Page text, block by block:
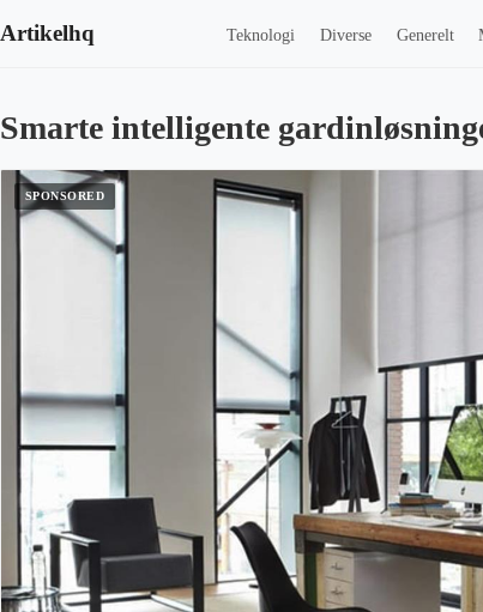
Artikelhq Teknologi Diverse Generelt
Smarte intelligente